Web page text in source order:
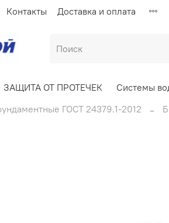
Контакты Доставка и оплата
ЗАЩИТА ОТ ПРОТЕЧЕК Системы
ГОСТ 24379.1-2012